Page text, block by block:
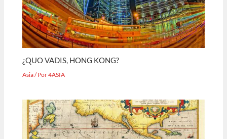
¿QUO VADIS, HONG KONG?
Asia/ Por4ASIA